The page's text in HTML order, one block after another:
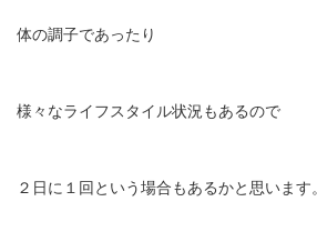
体の調子であったり
様々なライフスタイル状況もあるので
２日に１回という場合もあるかと思います。